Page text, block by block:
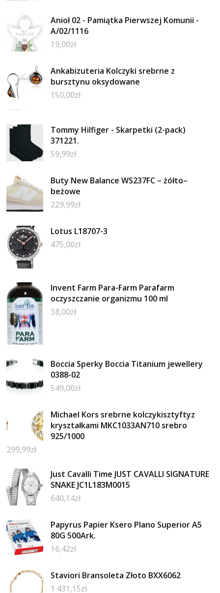
Anioł 02 - Pamiątka Pierwszej Komunii -
A/02/1116
19,00zł
Ankabizuteria Kolczyki srebrne z
bursztynu oksydowane
150,00zł
Tommy Hilfiger - Skarpetki (2-pack)
371221.
59,99zł
Buty New Balance WS237FC – żółto–
beżowe
229,99zł
Lotus L18707-3
475,00zł
Invent Farm Para-Farm Parafarm
oczyszczanie organizmu 100 ml
38,00zł
Boccia Sperky Boccia Titanium jewellery
0388-02
549,00zł
Michael Kors srebrne kolczykisztyftyz
kryształkami MKC1033AN710 srebro
925/1000
299,99zł
Just Cavalli Time JUST CAVALLI SIGNATURE
SNAKE JC1L183M0015
640,14zł
Papyrus Papier Ksero Plano Superior A5
80G 500Ark.
16,42zł
Staviori Bransoleta Złoto BXX6062
1 431,15zł